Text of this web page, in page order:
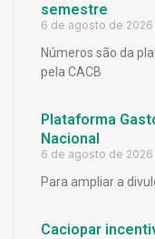
semestre
6 de agosto de 2026
Números são da
pela CACB
Plataforma
Nacional
6 de agosto de 2026
Para ampliar a
Caciopar